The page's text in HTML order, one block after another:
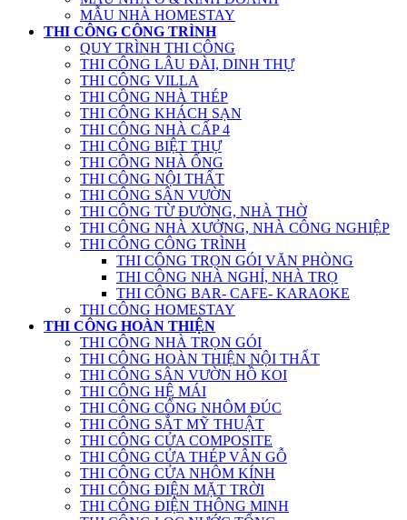
MẪU NHÀ HOMESTAY
THI CÔNG CÔNG TRÌNH
QUY TRÌNH THI CÔNG
THI CÔNG LÂU ĐÀI, DINH THỰ
THI CÔNG VILLA
THI CÔNG NHÀ THÉP
THI CÔNG KHÁCH SẠN
THI CÔNG NHÀ CẤP 4
THI CÔNG BIỆT THỰ
THI CÔNG NHÀ ỐNG
THI CÔNG NỘI THẤT
THI CÔNG SÂN VƯỜN
THI CÔNG TỪ ĐƯỜNG, NHÀ THỜ
THI CÔNG NHÀ XƯỞNG, NHÀ CÔNG NGHIỆP
THI CÔNG CÔNG TRÌNH
THI CÔNG TRỌN GÓI VĂN PHÒNG
THI CÔNG NHÀ NGHỈ, NHÀ TRỌ
THI CÔNG BAR- CAFE- KARAOKE
THI CÔNG HOMESTAY
THI CÔNG HOÀN THIỆN
THI CÔNG NHÀ TRỌN GÓI
THI CÔNG HOÀN THIỆN NỘI THẤT
THI CÔNG SÂN VƯỜN HỒ KOI
THI CÔNG HỆ MÁI
THI CÔNG CỔNG NHÔM ĐÚC
THI CÔNG SẮT MỸ THUẬT
THI CÔNG CỬA COMPOSITE
THI CÔNG CỬA THÉP VÂN GỖ
THI CÔNG CỬA NHÔM KÍNH
THI CÔNG ĐIỆN MẶT TRỜI
THI CÔNG ĐIỆN THÔNG MINH